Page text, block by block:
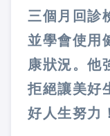
三個月回診
並學會使用
康狀況。他
拒絕讓美好
好人生努力